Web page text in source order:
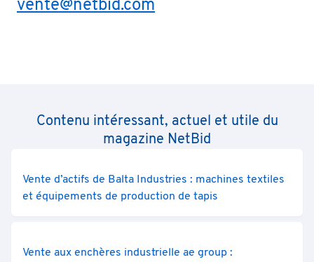
vente@netbid.com
Contenu intéressant, actuel et utile du
magazine NetBid
Vente d’actifs de Balta Industries : machines textiles
et équipements de production de tapis
Vente aux enchères industrielle ae group :